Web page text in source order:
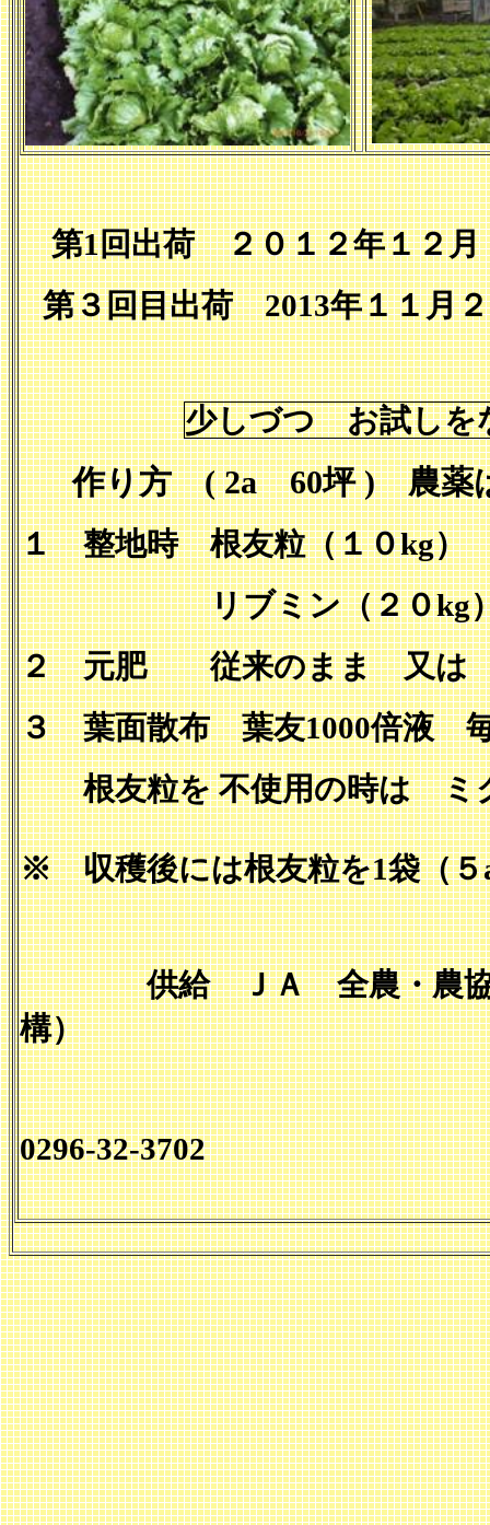
第1回出荷 ２０１２年１
第３回目出荷2013年１１月
少しづつ お試しを
作り方( 2a 60坪 )農薬
１ 整地時 根友粒（１０kg）
リブミン（２０kg
２ 元肥 従来のまま 又は
３ 葉面散布 葉友1000倍液
根友粒を 不使用の時は
※ 収穫後には根友粒を1袋（
供給 ＪＡ 全農・農協
構）
☎0296-33-
0296-32-3702